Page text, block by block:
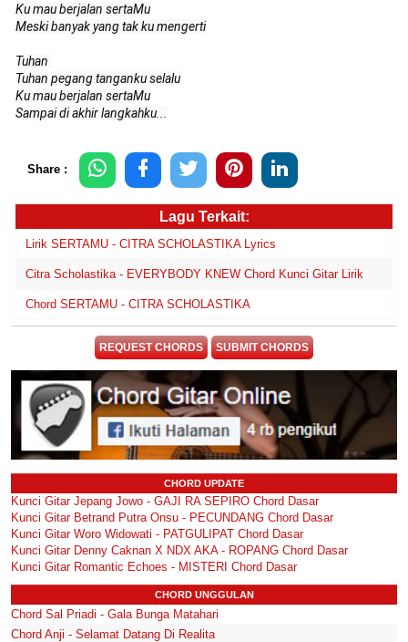
Ku mau berjalan sertaMu
Meski banyak yang tak ku mengerti
Tuhan
Tuhan pegang tanganku selalu
Ku mau berjalan sertaMu
Sampai di akhir langkahku...
Share :
Lagu Terkait:
Lirik SERTAMU - CITRA SCHOLASTIKA Lyrics
Citra Scholastika - EVERYBODY KNEW Chord Kunci Gitar Lirik
Chord SERTAMU - CITRA SCHOLASTIKA
REQUEST CHORDS SUBMIT CHORDS
CHORD UPDATE
Kunci Gitar Jepang Jowo - GAJI RA SEPIRO Chord Dasar
Kunci Gitar Betrand Putra Onsu - PECUNDANG Chord Dasar
Kunci Gitar Woro Widowati - PATGULIPAT Chord Dasar
Kunci Gitar Denny Caknan X NDX AKA - ROPANG Chord Dasar
Kunci Gitar Romantic Echoes - MISTERI Chord Dasar
CHORD UNGGULAN
Chord Sal Priadi - Gala Bunga Matahari
Chord Anji - Selamat Datang Di Realita